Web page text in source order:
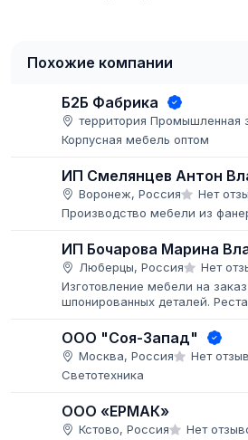
Похожие компании
Б2Б Фабрика
территория Промышленная
Корпусная мебель оптом
ИП Смелянцев Антон
Воронеж, Россия
Нет
Производство мебели из
ИП Бочарова Марина
Люберцы, Россия
Нет
Изготовление мебели на
шпонированных деталей.
объёмы.
ООО "Соя-Запад"
Москва, Россия
Нет
Светотехника
ООО «ЕРМАК»
Кстово, Россия
Нет